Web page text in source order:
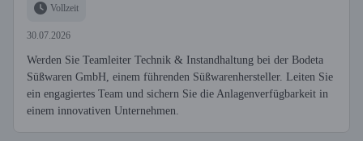
Vollzeit
30.07.2026
Werden Sie Teamleiter Technik & Instandhaltung bei der Bodeta
Süßwaren GmbH, einem führenden Süßwarenhersteller. Leiten Sie
ein engagiertes Team und sichern Sie die Anlagenverfügbarkeit in
einem innovativen Unternehmen.